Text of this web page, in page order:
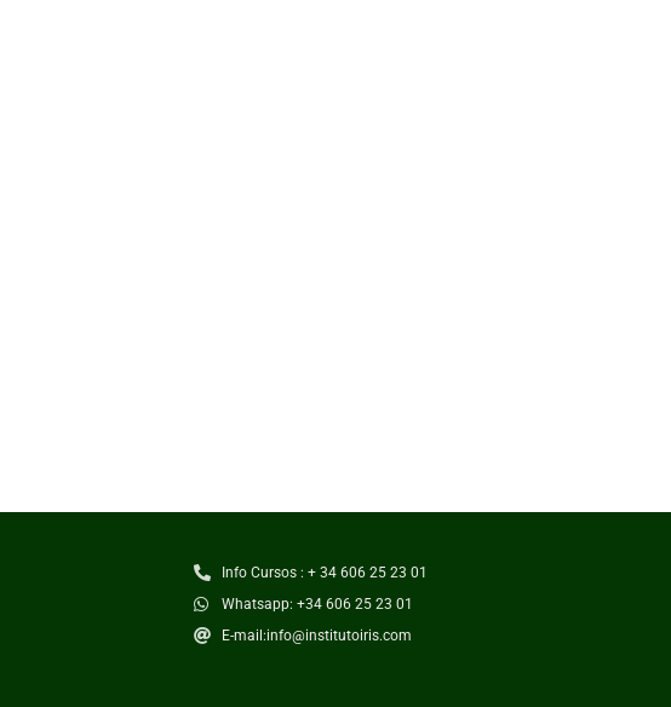
Info Cursos : + 34 606 25 23 01
Whatsapp: +34 606 25 23 01
E-mail:info@institutoiris.com